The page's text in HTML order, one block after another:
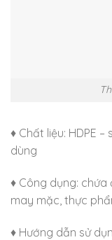
♦ Chất liệu: HDPE
dùng
♦ Công dụng:
may mặc, thực
♦ Hướng dẫn sử